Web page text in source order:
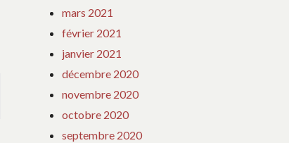
mars 2021
février 2021
janvier 2021
décembre 2020
novembre 2020
octobre 2020
septembre 2020